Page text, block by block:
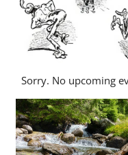
Sorry. No upcoming